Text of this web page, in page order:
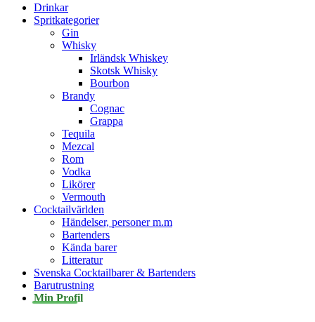
Drinkar
Spritkategorier
Gin
Whisky
Irländsk Whiskey
Skotsk Whisky
Bourbon
Brandy
Cognac
Grappa
Tequila
Mezcal
Rom
Vodka
Likörer
Vermouth
Cocktailvärlden
Händelser, personer m.m
Bartenders
Kända barer
Litteratur
Svenska Cocktailbarer & Bartenders
Barutrustning
Min Profil